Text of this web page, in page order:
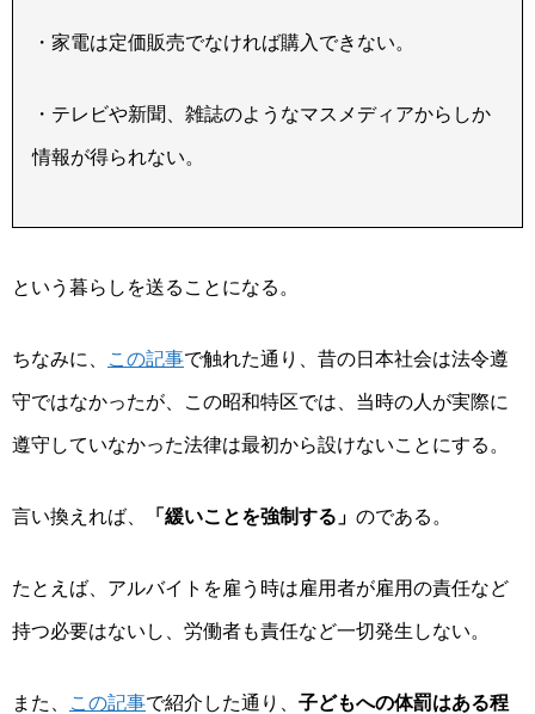
・家電は定価販売でなければ購入できない。
・テレビや新聞、雑誌のようなマスメディアからしか
情報が得られない。
という暮らしを送ることになる。
ちなみに、 この記事で触れた通り、昔の日本社会は法令遵
守ではなかったが、この昭和特区では、当時の人が実際に
遵守していなかった法律は最初から設けないことにする。
言い換えれば、 「緩いことを強制する」 のである。
たとえば、アルバイトを雇う時は雇用者が雇用の責任など
持つ必要はないし、労働者も責任など一切発生しない。
また、 この記事で紹介した通り、 子どもへの体罰はある程